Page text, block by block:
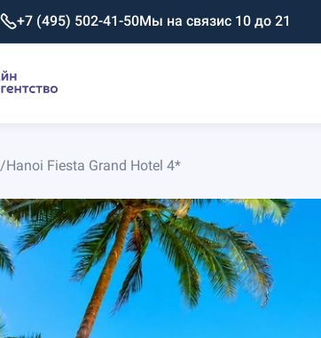
+7 (495) 502-41-50Мы на связис 10 до 21
/Hanoi Fiesta Grand Hotel 4*